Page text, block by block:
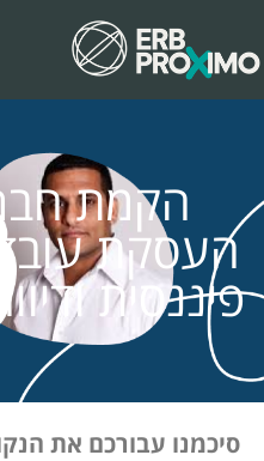
הקמת
העסקת
פיננסית
סיכמנו עבורכם את